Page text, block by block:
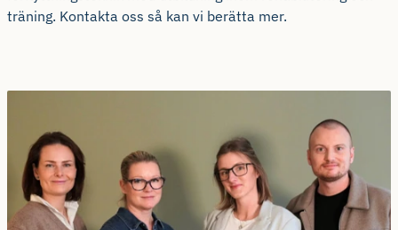
träning. Kontakta oss så kan vi berätta mer.